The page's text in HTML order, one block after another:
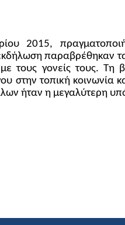
2015,
παραβρέθηκαν
τους γονείς τους. Τη
στην τοπική
ήταν η μεγαλύτερη